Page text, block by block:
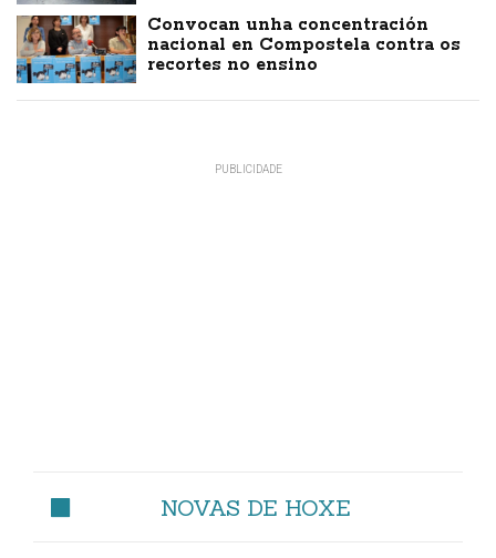
Convocan unha concentración
nacional en Compostela contra os
recortes no ensino
NOVAS DE HOXE